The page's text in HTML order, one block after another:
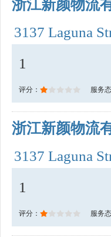
浙江新颜物流
3137 Laguna
1
评分： 服务
浙江新颜物流
3137 Laguna
1
评分： 服务